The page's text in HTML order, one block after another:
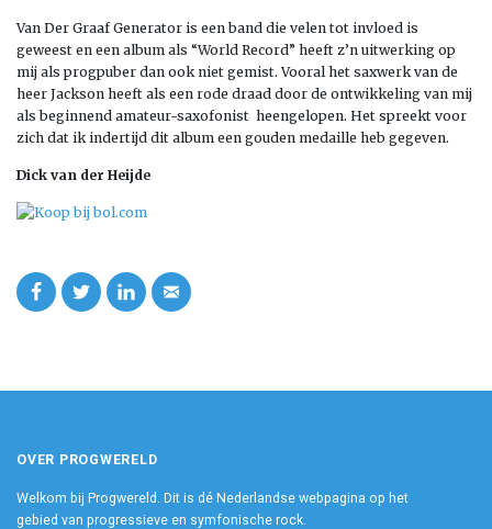
Van Der Graaf Generator is een band die velen tot invloed is
geweest en een album als “World Record” heeft z’n uitwerking op
mij als progpuber dan ook niet gemist. Vooral het saxwerk van de
heer Jackson heeft als een rode draad door de ontwikkeling van mij
als beginnend amateur-saxofonist heengelopen. Het spreekt voor
zich dat ik indertijd dit album een gouden medaille heb gegeven.
Dick van der Heijde
OVER PROGWERELD
Welkom bij Progwereld. Dit is dé Nederlandse webpagina op het
gebied van progressieve en symfonische rock.